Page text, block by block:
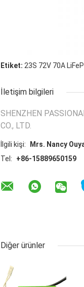
Etiket: 23S 72V 70A
İletişim bilgileri
SHENZHEN
CO., LTD.
İlgili kişi:
Mrs. Nancy
Tel:
+86-15889650159
Diğer ürünler